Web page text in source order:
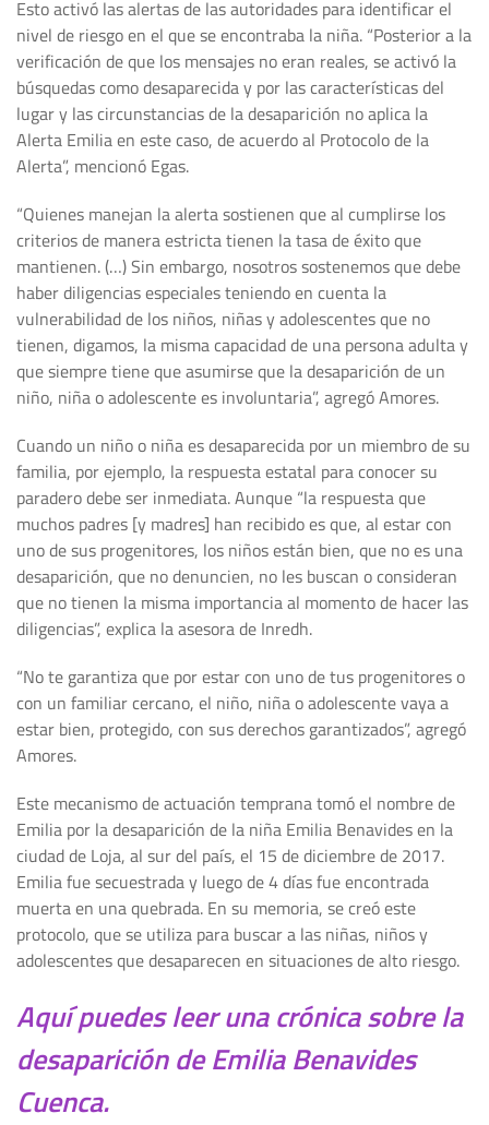
Esto activó las alertas de las autoridades para identificar el
nivel de riesgo en el que se encontraba la niña. “Posterior a la
verificación de que los mensajes no eran reales, se activó la
búsquedas como desaparecida y por las características del
lugar y las circunstancias de la desaparición no aplica la
Alerta Emilia en este caso, de acuerdo al Protocolo de la
Alerta”, mencionó Egas.
“Quienes manejan la alerta sostienen que al cumplirse los
criterios de manera estricta tienen la tasa de éxito que
mantienen. (…) Sin embargo, nosotros sostenemos que debe
haber diligencias especiales teniendo en cuenta la
vulnerabilidad de los niños, niñas y adolescentes que no
tienen, digamos, la misma capacidad de una persona adulta y
que siempre tiene que asumirse que la desaparición de un
niño, niña o adolescente es involuntaria”, agregó Amores.
Cuando un niño o niña es desaparecida por un miembro de su
familia, por ejemplo, la respuesta estatal para conocer su
paradero debe ser inmediata. Aunque “la respuesta que
muchos padres [y madres] han recibido es que, al estar con
uno de sus progenitores, los niños están bien, que no es una
desaparición, que no denuncien, no les buscan o consideran
que no tienen la misma importancia al momento de hacer las
diligencias”, explica la asesora de Inredh.
“No te garantiza que por estar con uno de tus progenitores o
con un familiar cercano, el niño, niña o adolescente vaya a
estar bien, protegido, con sus derechos garantizados”, agregó
Amores.
Este mecanismo de actuación temprana tomó el nombre de
Emilia por la desaparición de la niña Emilia Benavides en la
ciudad de Loja, al sur del país, el 15 de diciembre de 2017.
Emilia fue secuestrada y luego de 4 días fue encontrada
muerta en una quebrada. En su memoria, se creó este
protocolo, que se utiliza para buscar a las niñas, niños y
adolescentes que desaparecen en situaciones de alto riesgo.
Aquí puedes leer una crónica sobre la
desaparición de Emilia Benavides
Cuenca.